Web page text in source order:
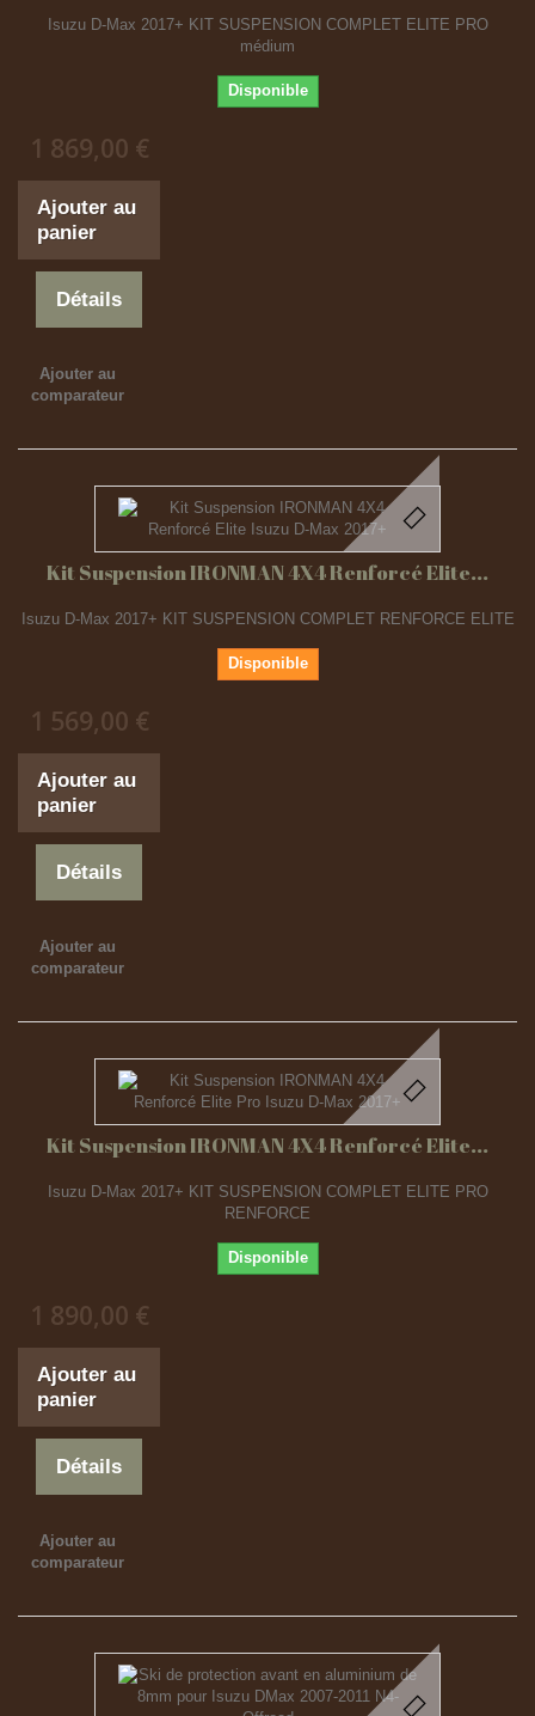
Isuzu D-Max 2017+ KIT SUSPENSION COMPLET ELITE PRO
médium
Disponible
1 869,00 €
Ajouter au
panier
Détails
Ajouter au
comparateur
Kit Suspension IRONMAN 4X4 Renforcé Elite...
Isuzu D-Max 2017+ KIT SUSPENSION COMPLET RENFORCE ELITE
Disponible
1 569,00 €
Ajouter au
panier
Détails
Ajouter au
comparateur
Kit Suspension IRONMAN 4X4 Renforcé Elite...
Isuzu D-Max 2017+ KIT SUSPENSION COMPLET ELITE PRO
RENFORCE
Disponible
1 890,00 €
Ajouter au
panier
Détails
Ajouter au
comparateur